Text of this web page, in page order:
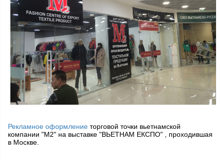
Рекламное оформление торговой точки вьетнамской
компании "M2" на выставке "ВЬЕТНАМ ЕКСПО" , проходившая
в Москве.